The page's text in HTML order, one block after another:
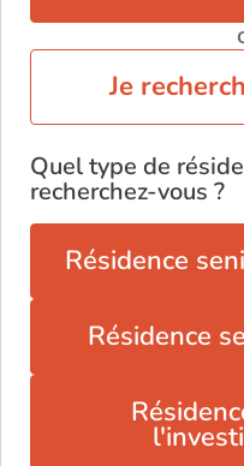
Je
Quel type de
recherchez-vous ?
Résidence
Résidence